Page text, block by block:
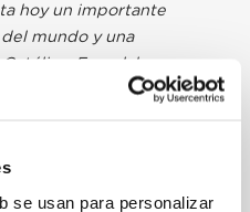
se usan para personalizar
hoy un importante
mundo y una
En palabras y
Islas de Lampedusa y
ocasiones, que